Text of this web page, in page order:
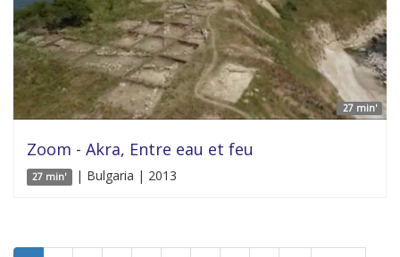
27 min'
Zoom - Akra, Entre eau et feu
27 min' | Bulgaria | 2013